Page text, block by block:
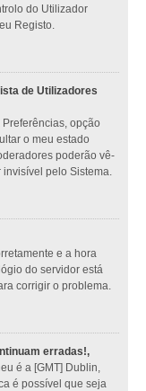
do Utilizador
Registo.
de Utilizadores
opção
o meu estado
poderão vê-
pelo Sistema.
e a hora
do servidor está
corrigir o problema.
erradas!,
é a [GMT] Dublin,
é possível que seja